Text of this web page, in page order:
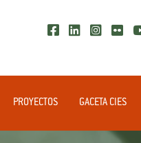
PROYECTOS GACETA CIES